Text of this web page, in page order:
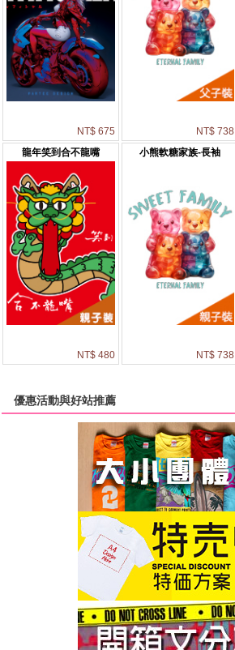
NT$ 675 NT$ 738
龍年笑到合不龍嘴
NT$ 480
小熊軟糖家族-長袖
NT$ 738
優惠活動與好站推薦